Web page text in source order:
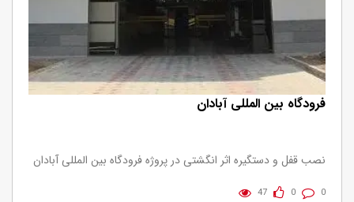
فرودگاه بین المللی آبادان
نصب قفل و دستگیره اثر انگشتی در پروژه فرودگاه بین المللی آبادان
47 0 0